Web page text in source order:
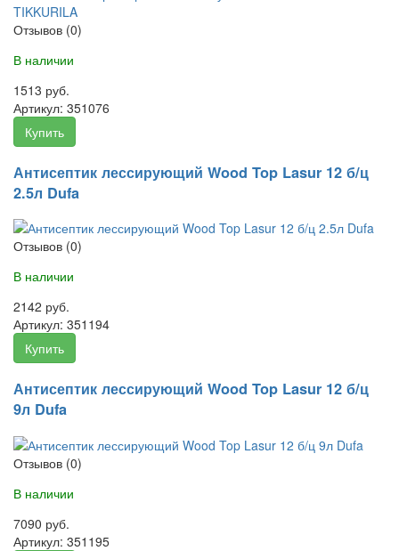
Отзывов (0)
В наличии
1513 руб.
Артикул: 351076
Купить
Антисептик лессирующий Wood Top Lasur 12 б/ц
2.5л Dufa
Отзывов (0)
В наличии
2142 руб.
Артикул: 351194
Купить
Антисептик лессирующий Wood Top Lasur 12 б/ц
9л Dufa
Отзывов (0)
В наличии
7090 руб.
Артикул: 351195